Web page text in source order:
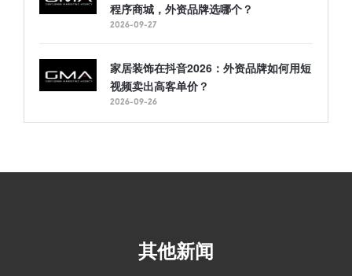
程序商城，外资品牌选哪个？
2026-09-27
家居装饰在抖音2026：外资品牌如何用短
视频卖出高客单价？
2026-09-26
其他新闻